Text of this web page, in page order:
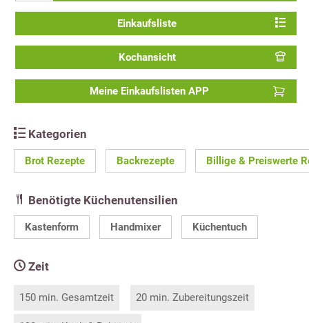
Einkaufsliste
Kochansicht
Meine Einkaufslisten APP
Kategorien
Brot Rezepte Backrezepte Billige & Preiswerte
Benötigte Küchenutensilien
Kastenform Handmixer Küchentuch
Zeit
150 min. Gesamtzeit 20 min. Zubereitungszeit